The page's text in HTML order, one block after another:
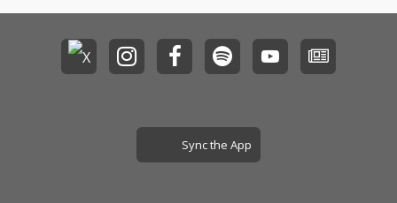
を持たせず、各楽曲が
シングルトラックとし
て独立したプレイリス
Sync the App